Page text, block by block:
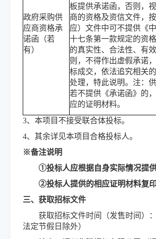
政府采购供
应商资格承
诺函（若
有）
板提供承诺函，否则，
商的资格及资信文件，
应）文件中可不提供《
十七条第一款规定的资
的真实性、合法性、有
则，不得作出虚假承诺
标成交，依法追究相关
处理，特此说明。注：
若不提供《承诺函》的
应的证明材料。
3、本项目不接受联合体投标。
4、其余详见本项目合格投标人。
※备注说明
①投标人应根据自身实际情况提
②投标人提供的相应证明材料复
三、获取招标文件
获取招标文件时间 （发售时间） ：
法定节假日除外）